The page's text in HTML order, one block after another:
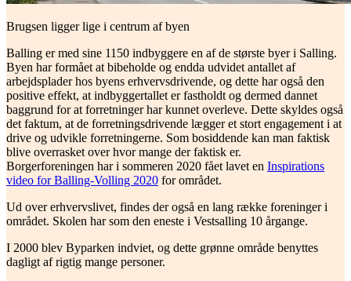
Brugsen ligger lige i centrum af byen
Balling er med sine 1150 indbyggere en af de største byer i Salling.
Byen har formået at bibeholde og endda udvidet antallet af
arbejdsplader hos byens erhvervsdrivende, og dette har også den
positive effekt, at indbyggertallet er fastholdt og dermed dannet
baggrund for at forretninger har kunnet overleve. Dette skyldes også
det faktum, at de forretningsdrivende lægger et stort engagement i at
drive og udvikle forretningerne. Som bosiddende kan man faktisk
blive overrasket over hvor mange der faktisk er.
Borgerforeningen har i sommeren 2020 fået lavet en Inspirations
video for Balling-Volling 2020 for området.
Ud over erhvervslivet, findes der også en lang række foreninger i
området. Skolen har som den eneste i Vestsalling 10 årgange.
I 2000 blev Byparken indviet, og dette grønne område benyttes
dagligt af rigtig mange personer.